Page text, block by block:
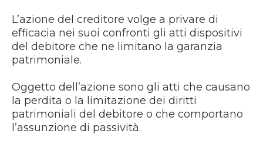
L’azione del creditore volge a privare di
efficacia nei suoi confronti gli atti dispositivi
del debitore che ne limitano la garanzia
patrimoniale.
Oggetto dell’azione sono gli atti che causano
la perdita o la limitazione dei diritti
patrimoniali del debitore o che comportano
l’assunzione di passività.